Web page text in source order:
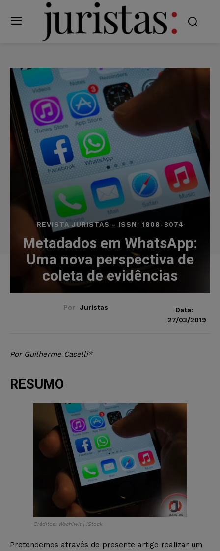
REVISTA JURISTAS - ISSN: 1808-8074
Metadados em WhatsApp:
Uma nova perspectiva de
coleta de evidências
Por Juristas
Data:
27/03/2019
Por Guilherme Caselli*
RESUMO
Créditos: Wachiwit | iStock
Pretendemos através do presente artigo realizar um